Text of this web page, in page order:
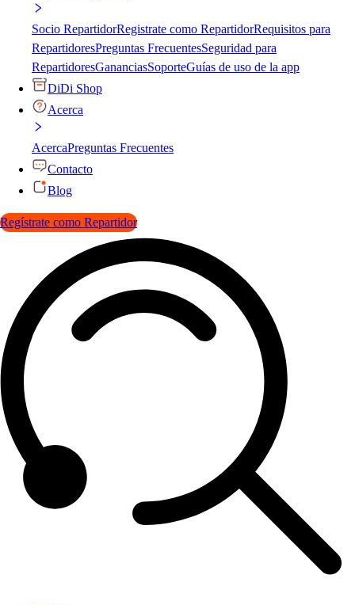
Socio RepartidorRegistrate como RepartidorRequisitos para
RepartidoresPreguntas FrecuentesSeguridad para
RepartidoresGananciasSoporteGuías de uso de la app
DiDi Shop
Acerca
AcercaPreguntas Frecuentes
Contacto
Blog
Regístrate como Repartidor